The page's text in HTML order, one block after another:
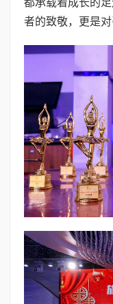
者的致敬，更是对